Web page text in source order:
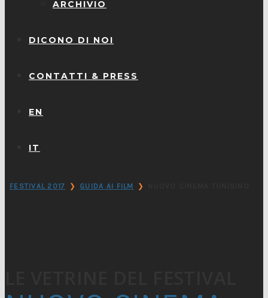
ARCHIVIO
DICONO DI NOI
CONTATTI & PRESS
EN
IT
FESTIVAL 2017 ❯ GUIDA AI FILM ❯